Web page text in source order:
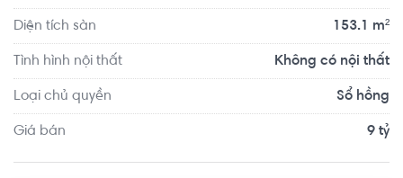
Diện tích sàn 153.1 m²
Tình hình nội thất Không có nội thất
Loại chủ quyền Sổ hồng
Giá bán 9 tỷ